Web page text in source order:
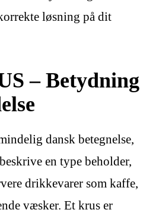
løsning på dit
– Betydning
dansk betegnelse,
en type beholder,
drikkevarer som kaffe,
væsker. Et krus er